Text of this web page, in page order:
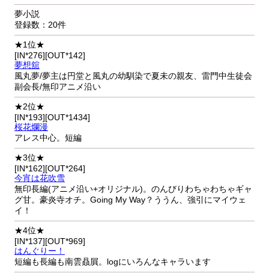
夢小説
登録数：20件
★1位★
[IN*276][OUT*142]
夢想舘
風丸夢/夢主は円堂と風丸の幼馴染で夏未の親友、雷門中生徒会
副会長/無印アニメ沿い
★2位★
[IN*193][OUT*1434]
桜花爛漫
アレス中心。短編
★3位★
[IN*162][OUT*264]
今宵は花吹雪
無印長編(アニメ沿い+オリジナル)。のんびりわちゃわちゃギャ
グ甘。豪炎寺オチ。Going My Way？ううん、強引にマイウェ
イ！
★4位★
[IN*137][OUT*969]
はんぐりー！
短編も長編も南雲贔屓。logにいろんなキャラいます